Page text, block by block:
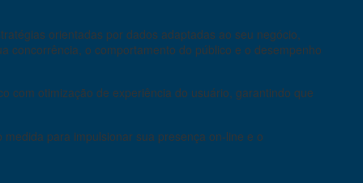
orientadas por dados adaptadas ao seu negócio,
concorrência, o comportamento do público e o desempenho
com otimização de experiência do usuário, garantindo que
para impulsionar sua presença on-line e o